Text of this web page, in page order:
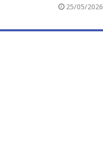
25/05/2026